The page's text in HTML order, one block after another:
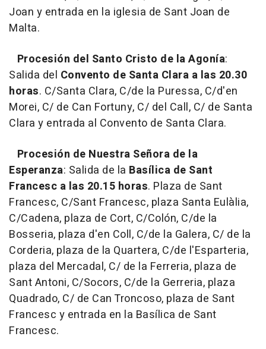
Joan y entrada en la iglesia de Sant Joan de
Malta.
Procesión del Santo Cristo de la Agonía:
Salida del Convento de Santa Clara a las 20.30
horas. C/Santa Clara, C/de la Puressa, C/d'en
Morei, C/ de Can Fortuny, C/ del Call, C/ de Santa
Clara y entrada al Convento de Santa Clara.
Procesión de Nuestra Señora de la
Esperanza: Salida de la Basílica de Sant
Francesc a las 20.15 horas. Plaza de Sant
Francesc, C/Sant Francesc, plaza Santa Eulàlia,
C/Cadena, plaza de Cort, C/Colón, C/de la
Bosseria, plaza d'en Coll, C/de la Galera, C/ de la
Corderia, plaza de la Quartera, C/de l'Esparteria,
plaza del Mercadal, C/ de la Ferreria, plaza de
Sant Antoni, C/Socors, C/de la Gerreria, plaza
Quadrado, C/ de Can Troncoso, plaza de Sant
Francesc y entrada en la Basílica de Sant
Francesc.